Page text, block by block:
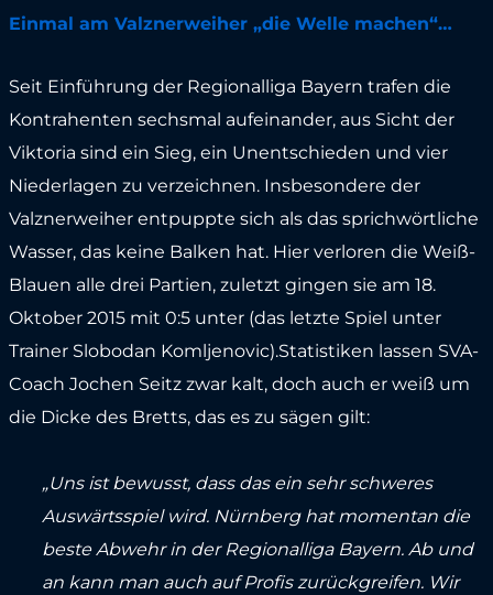
Einmal am Valznerweiher „die Welle machen“…
Seit Einführung der Regionalliga Bayern trafen die
Kontrahenten sechsmal aufeinander, aus Sicht der
Viktoria sind ein Sieg, ein Unentschieden und vier
Niederlagen zu verzeichnen. Insbesondere der
Valznerweiher entpuppte sich als das sprichwörtliche
Wasser, das keine Balken hat. Hier verloren die Weiß-
Blauen alle drei Partien, zuletzt gingen sie am 18.
Oktober 2015 mit 0:5 unter (das letzte Spiel unter
Trainer Slobodan Komljenovic).Statistiken lassen SVA-
Coach Jochen Seitz zwar kalt, doch auch er weiß um
die Dicke des Bretts, das es zu sägen gilt:
„Uns ist bewusst, dass das ein sehr schweres
Auswärtsspiel wird. Nürnberg hat momentan die
beste Abwehr in der Regionalliga Bayern. Ab und
an kann man auch auf Profis zurückgreifen. Wir